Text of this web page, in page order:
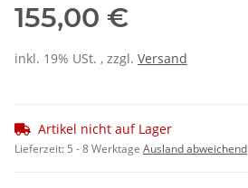
155,00 €
inkl. 19% USt. , zzgl. Versand
Artikel nicht auf Lager
Lieferzeit: 5 - 8 Werktage Ausland abweichend